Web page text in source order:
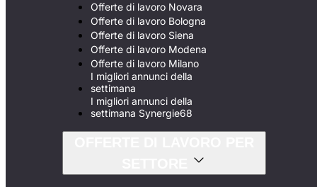
Offerte di lavoro Novara
Offerte di lavoro Bologna
Offerte di lavoro Siena
Offerte di lavoro Modena
Offerte di lavoro Milano
I migliori annunci della
settimana
I migliori annunci della
settimana Synergie68